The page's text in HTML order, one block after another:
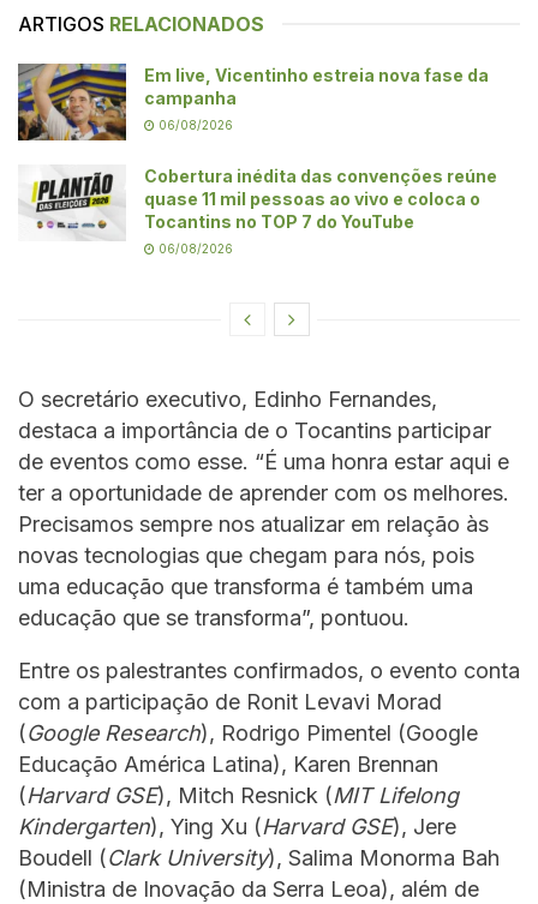
ARTIGOS RELACIONADOS
Em live, Vicentinho estreia nova fase da
campanha
06/08/2026
Cobertura inédita das convenções reúne
quase 11 mil pessoas ao vivo e coloca o
Tocantins no TOP 7 do YouTube
06/08/2026
O secretário executivo, Edinho Fernandes,
destaca a importância de o Tocantins participar
de eventos como esse. “É uma honra estar aqui e
ter a oportunidade de aprender com os melhores.
Precisamos sempre nos atualizar em relação às
novas tecnologias que chegam para nós, pois
uma educação que transforma é também uma
educação que se transforma”, pontuou.
Entre os palestrantes confirmados, o evento conta
com a participação de Ronit Levavi Morad
(Google Research), Rodrigo Pimentel (Google
Educação América Latina), Karen Brennan
(Harvard GSE), Mitch Resnick (MIT Lifelong
Kindergarten), Ying Xu (Harvard GSE), Jere
Boudell (Clark University), Salima Monorma Bah
(Ministra de Inovação da Serra Leoa), além de